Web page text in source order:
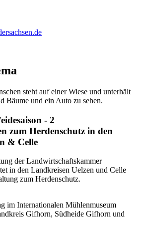
- 2
zum Herdenschutz in den
& Celle
der Landwirtschaftskammer
in den Landkreisen Uelzen und Celle
zum Herdenschutz.